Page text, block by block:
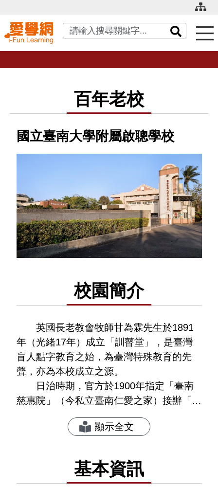
關鍵字搜尋
百年老校
國立臺南大學附屬啟聰學校
校園簡介
英國長老教會牧師甘為霖先生於1891
年（光緒17年）成立「訓瞽堂」，是臺灣
盲人點字教育之始，為臺灣特殊教育的先
聲，亦為本校成立之源。
日治時期，官方於1900年指定「臺南
慈惠院」（今私立臺南仁愛之家）接辦「訓
瞽堂」，成立「盲人教育部」。並於1915
年增設「啞生部」改名「私立臺南盲啞學
光復後，民國35年更名為「臺灣省立
顯示全文
基本資訊